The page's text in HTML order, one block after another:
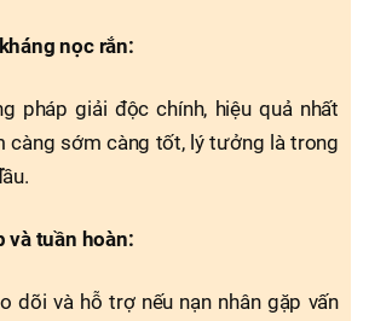
nọc rắn:
pháp giải độc chính, hiệu quả nhất
càng sớm càng tốt, lý tưởng là trong
và tuần hoàn:
dõi và hỗ trợ nếu nạn nhân gặp vấn